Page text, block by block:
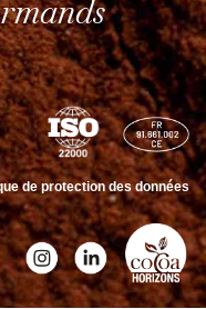
de protection des données